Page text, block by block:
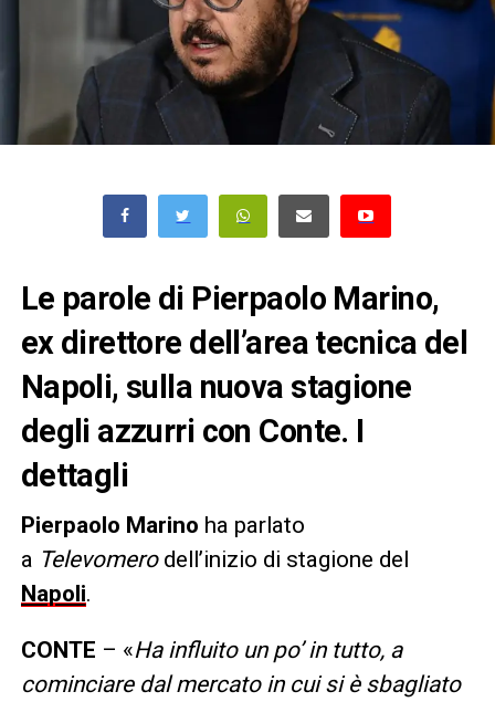
Le parole di Pierpaolo Marino,
ex direttore dell’area tecnica del
Napoli, sulla nuova stagione
degli azzurri con Conte. I
dettagli
Pierpaolo Marino ha parlato
a Televomerodell’inizio di stagione del
Napoli.
CONTE – «Ha influito un po’ in tutto, a
cominciare dal mercato in cui si è sbagliato